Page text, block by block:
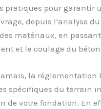
pratiques pour garantir
depuis l’analyse
matériaux, en
et le coulage du
la réglementation
spécifiques du terrain
de votre fondation. En